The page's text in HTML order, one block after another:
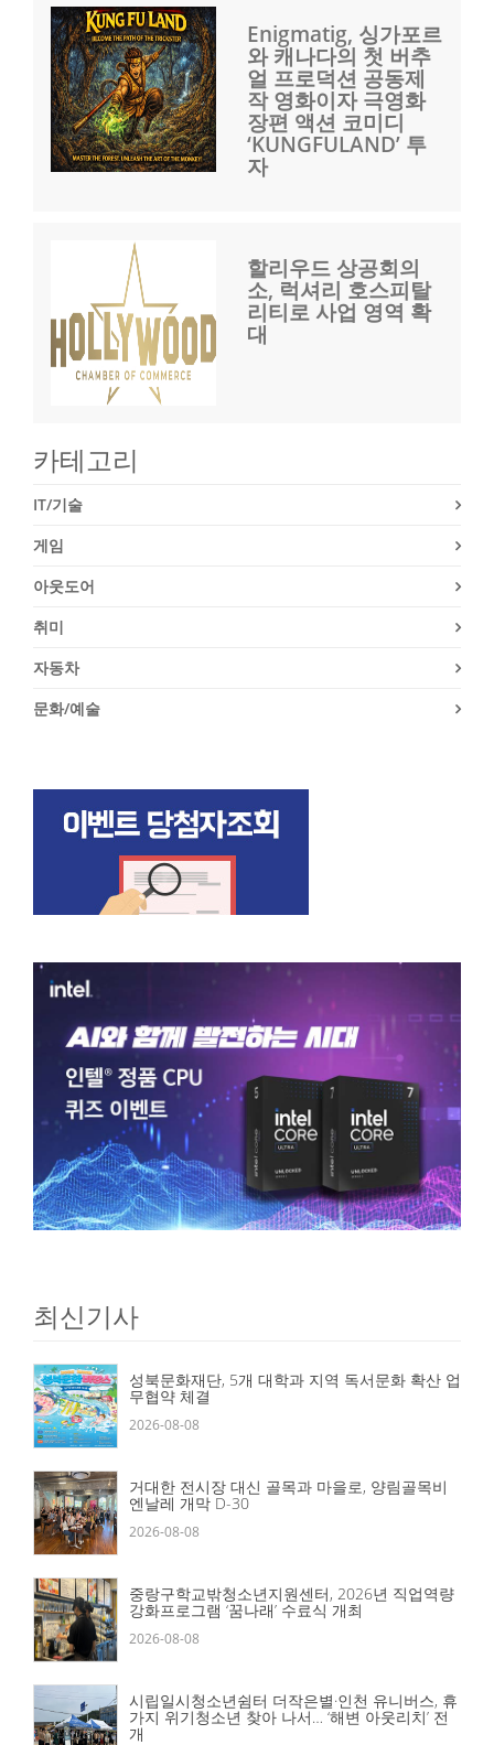
Enigmatig, 싱가포르
와 캐나다의 첫 버추
얼 프로덕션 공동제
작 영화이자 극영화
장편 액션 코미디
‘KUNGFULAND’ 투
자
할리우드 상공회의
소, 럭셔리 호스피탈
리티로 사업 영역 확
대
카테고리
IT/기술
게임
아웃도어
취미
자동차
문화/예술
최신기사
성북문화재단, 5개 대학과 지역 독서문화 확산 업
무협약 체결
2026-08-08
거대한 전시장 대신 골목과 마을로, 양림골목비
엔날레 개막 D-30
2026-08-08
중랑구학교밖청소년지원센터, 2026년 직업역량
강화프로그램 ‘꿈나래’ 수료식 개최
2026-08-08
시립일시청소년쉼터 더작은별·인천 유니버스, 휴
가지 위기청소년 찾아 나서… ‘해변 아웃리치’ 전
개